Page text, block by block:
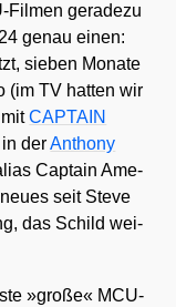
Fil­men gera­de­zu
genau einen:
sie­ben Mona­te
(im TV hat­ten wir
mitCAPTAIN
in derAntho­ny
Cap­tain Ame­
seit Ste­ve
das Schild wei­
»gro­ße« MCU-